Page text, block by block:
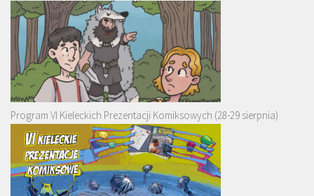
Program VI Kieleckich Prezentacji Komiksowych (28-29 sierpnia)